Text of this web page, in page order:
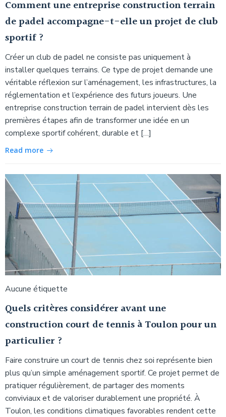
Comment une entreprise construction terrain
de padel accompagne-t-elle un projet de club
sportif ?
Créer un club de padel ne consiste pas uniquement à
installer quelques terrains. Ce type de projet demande une
véritable réflexion sur l’aménagement, les infrastructures, la
réglementation et l’expérience des futurs joueurs. Une
entreprise construction terrain de padel intervient dès les
premières étapes afin de transformer une idée en un
complexe sportif cohérent, durable et […]
Read more
Aucune étiquette
Quels critères considérer avant une
construction court de tennis à Toulon pour un
particulier ?
Faire construire un court de tennis chez soi représente bien
plus qu’un simple aménagement sportif. Ce projet permet de
pratiquer régulièrement, de partager des moments
conviviaux et de valoriser durablement une propriété. À
Toulon, les conditions climatiques favorables rendent cette